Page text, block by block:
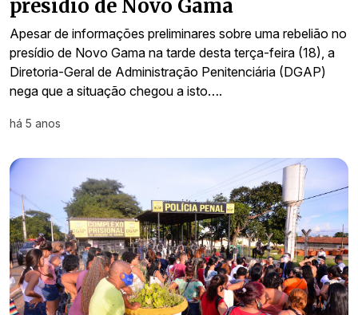
presídio de Novo Gama
Apesar de informações preliminares sobre uma rebelião no
presídio de Novo Gama na tarde desta terça-feira (18), a
Diretoria-Geral de Administração Penitenciária (DGAP)
nega que a situação chegou a isto….
há 5 anos